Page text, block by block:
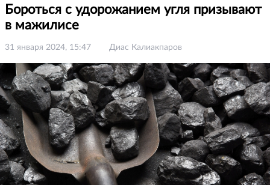
Бороться с удорожанием угля призывают
в мажилисе
31 января 2024, 15:47 Диас Калиакпаров